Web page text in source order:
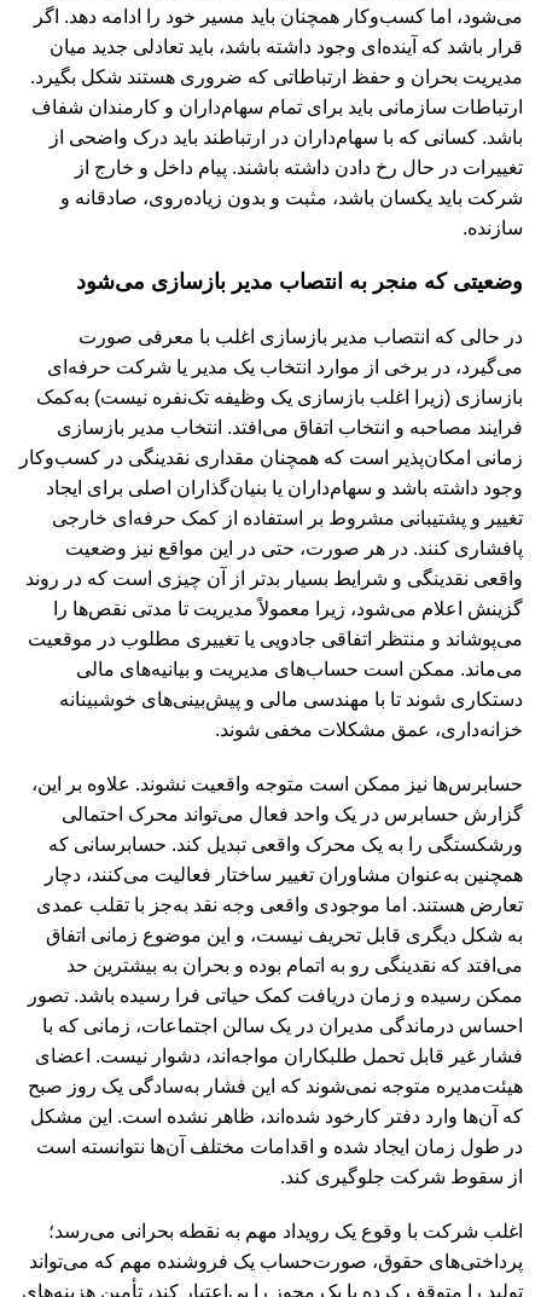
می‌شود، اما کسب‌و‌کار همچنان باید مسیر خود را ادامه دهد. اگر
قرار باشد که آینده‌ای وجود داشته باشد، باید تعادلی جدید میان
مدیریت بحران و حفظ ارتباطاتی که ضروری هستند شکل بگیرد.
ارتباطات سازمانی باید برای تمام سهام‌داران و کارمندان شفاف
باشد. کسانی که با سهام‌داران در ارتباطند باید درک واضحی از
تغییرات در حال رخ دادن داشته باشند. پیام داخل و خارج از
شرکت باید یکسان باشد، مثبت و بدون زیاده‌روی، صادقانه و
سازنده.
وضعیتی که منجر به انتصاب مدیر بازسازی می‌شود
در حالی‌ که انتصاب مدیر بازسازی اغلب با معرفی صورت
می‌گیرد، در برخی از موارد انتخاب یک مدیر یا شرکت حرفه‌ای
بازسازی (زیرا اغلب بازسازی یک وظیفه تک‌نفره نیست) به‌کمک
فرایند مصاحبه و انتخاب اتفاق می‌افتد. انتخاب مدیر بازسازی
زمانی امکان‌پذیر است که همچنان مقداری نقدینگی در کسب‌و‌کار
وجود داشته باشد و سهام‌داران یا بنیان‌گذاران اصلی برای ایجاد
تغییر و پشتیبانی مشروط بر استفاده از کمک حرفه‌ای خارجی
پافشاری کنند. در هر صورت، حتی در این مواقع نیز وضعیت
واقعی نقدینگی و شرایط بسیار بدتر از آن چیزی است که در روند
گزینش اعلام می‌شود، زیرا معمولاً مدیریت تا مدتی نقص‌ها را
می‌پوشاند و منتظر اتفاقی جادویی یا تغییری مطلوب در موقعیت
می‌ماند. ممکن است حساب‌های مدیریت و بیانیه‌های مالی
دستکاری شوند تا با مهندسی مالی و پیش‌بینی‌های خوشبینانه
خزانه‌داری، عمق مشکلات مخفی شوند.
حسابرس‌ها نیز ممکن است متوجه واقعیت نشوند. علاوه بر این،
گزارش حسابرس در یک واحد فعال می‌تواند محرک احتمالی
ورشکستگی را به یک محرک واقعی تبدیل کند. حسابرسانی که
همچنین به‌عنوان مشاوران تغییر ساختار فعالیت می‌کنند، دچار
تعارض هستند. اما موجودی واقعی وجه نقد به‌جز با تقلب عمدی
به ‌شکل دیگری قابل تحریف نیست، و این موضوع زمانی اتفاق
می‌افتد که نقدینگی رو به اتمام بوده و بحران به بیشترین حد
ممکن رسیده و زمان دریافت کمک حیاتی فرا رسیده باشد. تصور
احساس درماندگی مدیران در یک سالن اجتماعات، زمانی که با
فشار غیر قابل تحمل طلبکاران مواجه‌اند، دشوار نیست. اعضای
هیئت‌مدیره متوجه نمی‌شوند که این فشار به‌سادگی یک روز صبح
که آن‌ها وارد دفتر کارخود شده‌اند، ظاهر نشده است. این مشکل
در طول زمان ایجاد شده و اقدامات مختلف آن‌ها نتوانسته است
از سقوط شرکت جلوگیری کند.
اغلب شرکت با وقوع یک رویداد مهم به نقطه بحرانی می‌رسد؛
پرداختی‌های حقوق، صورت‌حساب یک فروشنده مهم که می‌تواند
تولید را متوقف کرده یا یک مجوز را بی‌اعتبار کند، تأمین هزینه‌های